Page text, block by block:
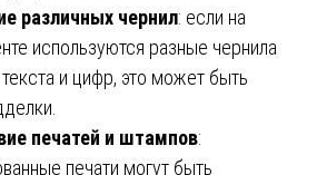
различных чернил: если на
используются разные чернила
и цифр, это может быть
печатей и штампов:
печати могут быть